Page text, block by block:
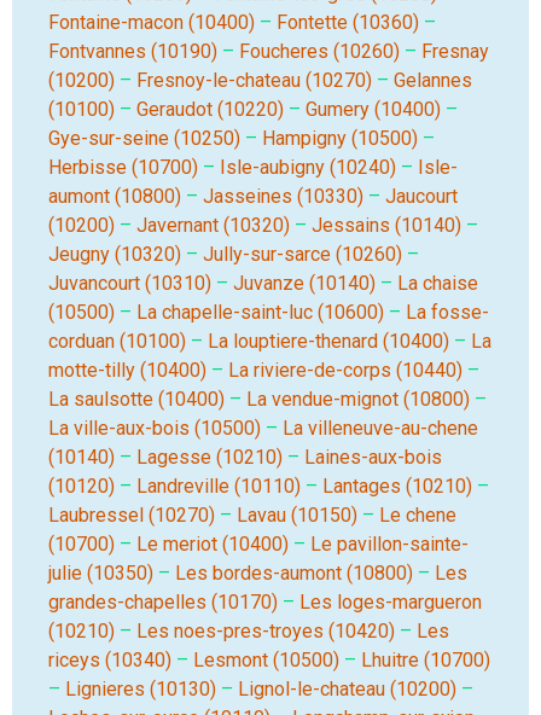
Fontaine-macon (10400) – Fontette (10360) –
Fontvannes (10190) – Foucheres (10260) – Fresnay
(10200) – Fresnoy-le-chateau (10270) – Gelannes
(10100) – Geraudot (10220) – Gumery (10400) –
Gye-sur-seine (10250) – Hampigny (10500) –
Herbisse (10700) – Isle-aubigny (10240) – Isle-
aumont (10800) – Jasseines (10330) – Jaucourt
(10200) – Javernant (10320) – Jessains (10140) –
Jeugny (10320) – Jully-sur-sarce (10260) –
Juvancourt (10310) – Juvanze (10140) – La chaise
(10500) – La chapelle-saint-luc (10600) – La fosse-
corduan (10100) – La louptiere-thenard (10400) – La
motte-tilly (10400) – La riviere-de-corps (10440) –
La saulsotte (10400) – La vendue-mignot (10800) –
La ville-aux-bois (10500) – La villeneuve-au-chene
(10140) – Lagesse (10210) – Laines-aux-bois
(10120) – Landreville (10110) – Lantages (10210) –
Laubressel (10270) – Lavau (10150) – Le chene
(10700) – Le meriot (10400) – Le pavillon-sainte-
julie (10350) – Les bordes-aumont (10800) – Les
grandes-chapelles (10170) – Les loges-margueron
(10210) – Les noes-pres-troyes (10420) – Les
riceys (10340) – Lesmont (10500) – Lhuitre (10700)
– Lignieres (10130) – Lignol-le-chateau (10200) –